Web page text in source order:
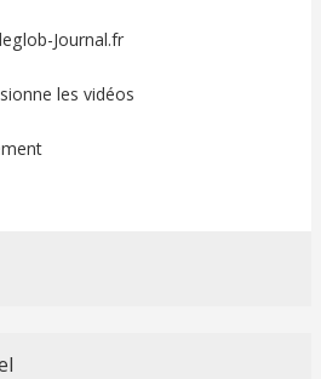
Journal.fr
les vidéos